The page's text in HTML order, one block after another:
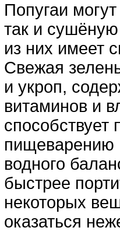
Попугаи
так и
из них имеет
Свежая
и укроп,
витаминов и
способствует
пищеварению
водного
быстрее
некоторых
оказаться